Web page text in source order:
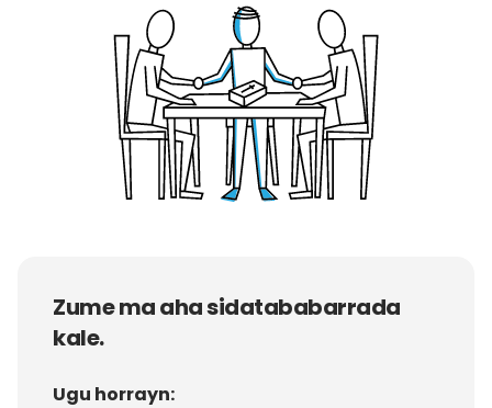
Zume ma aha sidatababarrada
kale.
Ugu horrayn: